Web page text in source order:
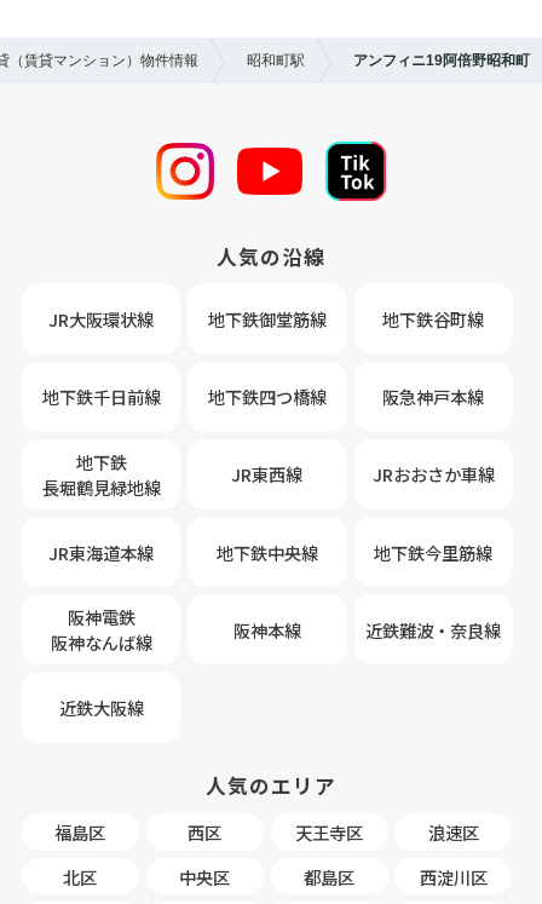
（賃貸マンション）物件情報 昭和町駅 アンフィニ19阿倍野昭和町
人気の沿線
JR大阪環状線 地下鉄御堂筋線 地下鉄谷町線
地下鉄千日前線 地下鉄四つ橋線 阪急神戸本線
地下鉄
長堀鶴見緑地線
JR東西線 JRおおさか車線
JR東海道本線 地下鉄中央線 地下鉄今里筋線
阪神電鉄
阪神なんば線
阪神本線 近鉄難波・奈良線
近鉄大阪線
人気のエリア
福島区 西区 天王寺区
浪速区
北区
中央区 都島区
西淀川区